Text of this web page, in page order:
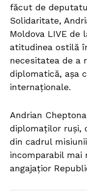
făcut de
Solidaritate,
Moldova LIVE de
atitudinea ostilă
necesitatea de a
diplomatică, așa
internaționale.
Andrian
diplomaților ruși,
din cadrul
incomparabil mai
angajațior